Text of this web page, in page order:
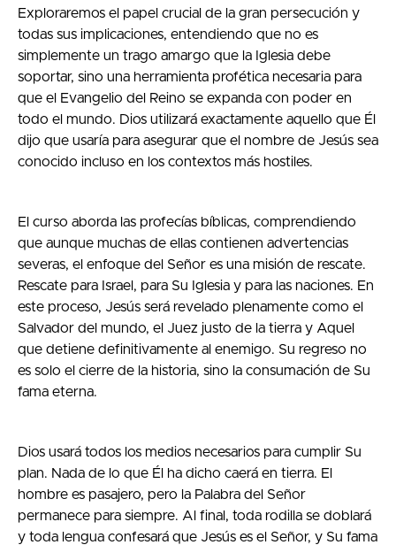
Exploraremos el papel crucial de la gran persecución y
todas sus implicaciones, entendiendo que no es
simplemente un trago amargo que la Iglesia debe
soportar, sino una herramienta profética necesaria para
que el Evangelio del Reino se expanda con poder en
todo el mundo. Dios utilizará exactamente aquello que Él
dijo que usaría para asegurar que el nombre de Jesús sea
conocido incluso en los contextos más hostiles.
El curso aborda las profecías bíblicas, comprendiendo
que aunque muchas de ellas contienen advertencias
severas, el enfoque del Señor es una misión de rescate.
Rescate para Israel, para Su Iglesia y para las naciones. En
este proceso, Jesús será revelado plenamente como el
Salvador del mundo, el Juez justo de la tierra y Aquel
que detiene definitivamente al enemigo. Su regreso no
es solo el cierre de la historia, sino la consumación de Su
fama eterna.
Dios usará todos los medios necesarios para cumplir Su
plan. Nada de lo que Él ha dicho caerá en tierra. El
hombre es pasajero, pero la Palabra del Señor
permanece para siempre. Al final, toda rodilla se doblará
y toda lengua confesará que Jesús es el Señor, y Su fama